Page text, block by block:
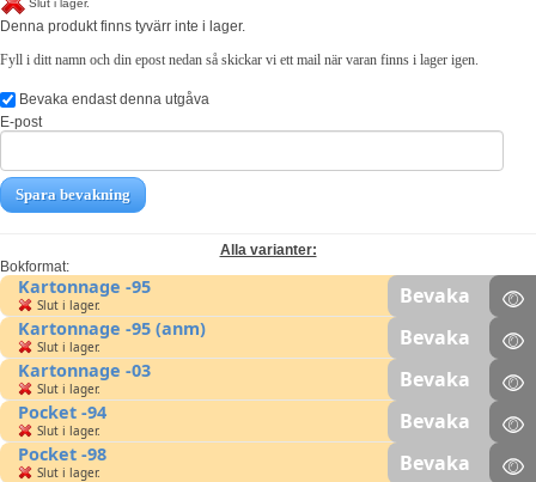
Slut i lager.
Denna produkt finns tyvärr inte i lager.
Fyll i ditt namn och din epost nedan så skickar vi ett mail när varan finns i lager igen.
Bevaka endast denna utgåva
E-post
Spara bevakning
Alla varianter:
Bokformat:
Kartonnage -95
Slut i lager. Bevaka
Kartonnage -95 (anm)
Slut i lager. Bevaka
Kartonnage -03
Slut i lager. Bevaka
Pocket -94
Slut i lager. Bevaka
Pocket -98
Slut i lager. Bevaka